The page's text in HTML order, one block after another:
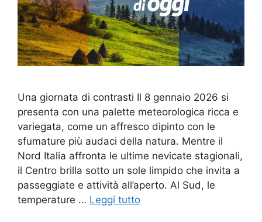
Una giornata di contrasti Il 8 gennaio 2026 si
presenta con una palette meteorologica ricca e
variegata, come un affresco dipinto con le
sfumature più audaci della natura. Mentre il
Nord Italia affronta le ultime nevicate stagionali,
il Centro brilla sotto un sole limpido che invita a
passeggiate e attività all’aperto. Al Sud, le
temperature … Leggi tutto